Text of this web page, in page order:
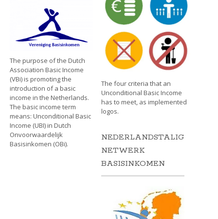
The purpose of the Dutch
Association Basic Income
(VBi) is promoting the
introduction of a basic
income in the Netherlands.
The basic income term
means: Unconditional Basic
Income (UBI) in Dutch
Onvoorwaardelijk
Basisinkomen (OBi).
The four criteria that an
Unconditional Basic Income
has to meet, as implemented
logos.
NEDERLANDSTALIG
NETWERK
BASISINKOMEN